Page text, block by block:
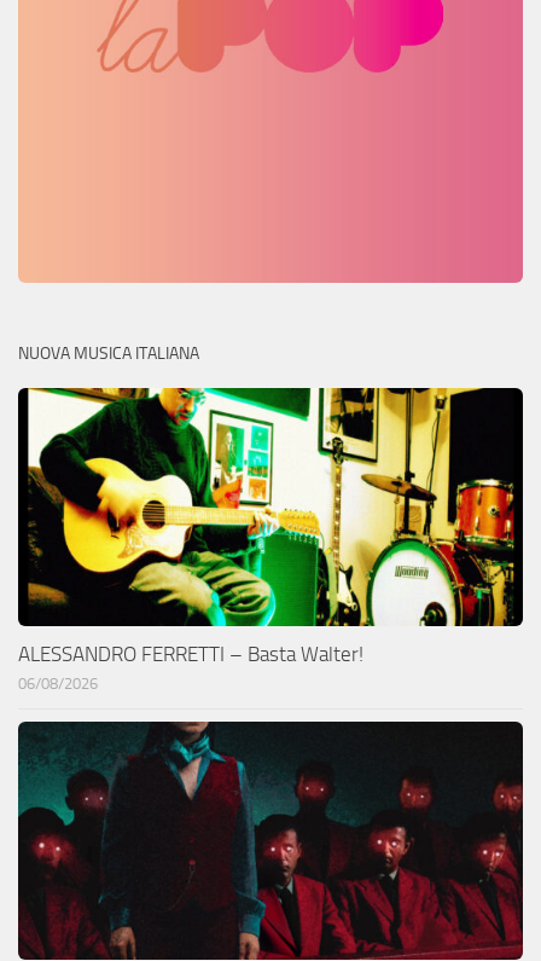
NUOVA MUSICA ITALIANA
ALESSANDRO FERRETTI – Basta Walter!
06/08/2026